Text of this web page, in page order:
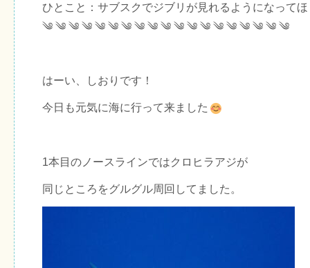
ひとこと：サブスクでジブリが見れるようになって
༄ ༄ ༄ ༄ ༄ ༄ ༄ ༄ ༄ ༄ ༄ ༄ ༄ ༄ ༄ ༄ ༄ ༄ ༄
はーい、しおりです！
今日も元気に海に行って来ました
1本目のノースラインではクロヒラアジが
同じところをグルグル周回してました。